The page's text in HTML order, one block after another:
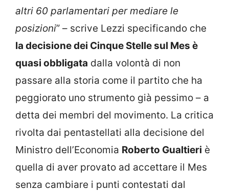
altri 60 parlamentari per mediare le
posizioni” – scrive Lezzi specificando che
la decisione dei Cinque Stelle sul Mes è
quasi obbligata dalla volontà di non
passare alla storia come il partito che ha
peggiorato uno strumento già pessimo – a
detta dei membri del movimento. La critica
rivolta dai pentastellati alla decisione del
Ministro dell’Economia Roberto Gualtieri è
quella di aver provato ad accettare il Mes
senza cambiare i punti contestati dal